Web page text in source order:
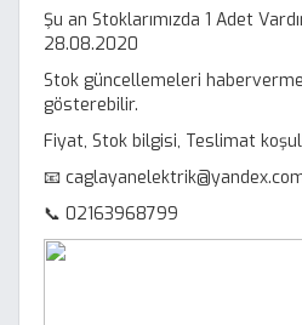
Şu an Stoklarımızda 1 Adet
28.08.2020
Stok güncellemeleri
gösterebilir.
Fiyat, Stok bilgisi, Teslimat
📧
📞 02163968799